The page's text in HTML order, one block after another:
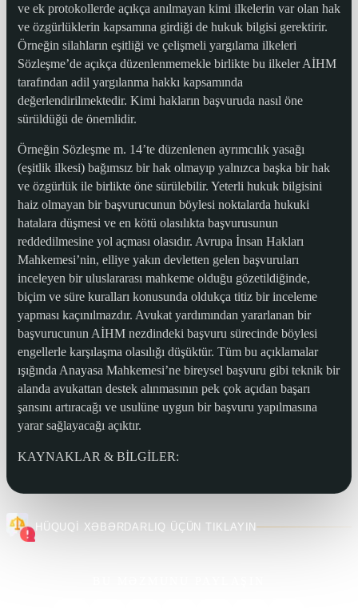
ve ek protokollerde açıkça anılmayan kimi ilkelerin var olan hak
ve özgürlüklerin kapsamına girdiği de hukuk bilgisi gerektirir.
Örneğin silahların eşitliği ve çelişmeli yargılama ilkeleri
Sözleşme’de açıkça düzenlenmemekle birlikte bu ilkeler AİHM
tarafından adil yargılanma hakkı kapsamında
değerlendirilmektedir. Kimi hakların başvuruda nasıl öne
sürüldüğü de önemlidir.
Örneğin Sözleşme m. 14’te düzenlenen ayrımcılık yasağı
(eşitlik ilkesi) bağımsız bir hak olmayıp yalnızca başka bir hak
ve özgürlük ile birlikte öne sürülebilir. Yeterli hukuk bilgisini
haiz olmayan bir başvurucunun böylesi noktalarda hukuki
hatalara düşmesi ve en kötü olasılıkta başvurusunun
reddedilmesine yol açması olasıdır. Avrupa İnsan Hakları
Mahkemesi’nin, elliye yakın devletten gelen başvuruları
inceleyen bir uluslararası mahkeme olduğu gözetildiğinde,
biçim ve süre kuralları konusunda oldukça titiz bir inceleme
yapması kaçınılmazdır. Avukat yardımından yararlanan bir
başvurucunun AİHM nezdindeki başvuru sürecinde böylesi
engellerle karşılaşma olasılığı düşüktür. Tüm bu açıklamalar
ışığında Anayasa Mahkemesi’ne bireysel başvuru gibi teknik bir
alanda avukattan destek alınmasının pek çok açıdan başarı
şansını artıracağı ve usulüne uygun bir başvuru yapılmasına
yarar sağlayacağı açıktır.
KAYNAKLAR & BİLGİLER:
HÜQUQİ XƏBƏRDARLIQ ÜÇÜN TIKLAYIN